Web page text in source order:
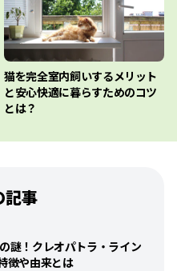
猫を完全室内飼いするメリット
と安心快適に暮らすためのコツ
とは？
記事
謎！クレオパトラ・ライン
徴や由来とは